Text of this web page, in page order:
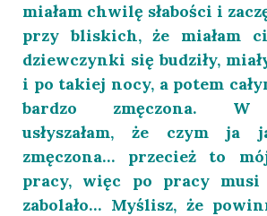
miałam chwilę słabości i
przy bliskich, że miałam
dziewczynki się budziły,
i po takiej nocy, a potem
bardzo zmęczona. W
usłyszałam, że czym ja
zmęczona… przecież to
pracy, więc po pracy musi
zabolało… Myślisz, że